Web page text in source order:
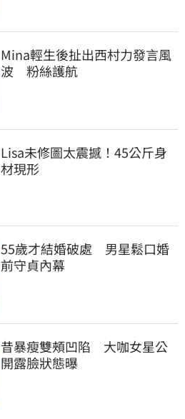
Mina輕生後扯出西村力發言風
波　粉絲護航
Lisa未修圖太震撼！45公斤身
材現形
55歲才結婚破處　男星鬆口婚
前守貞內幕
昔暴瘦雙頰凹陷　大咖女星公
開露臉狀態曝